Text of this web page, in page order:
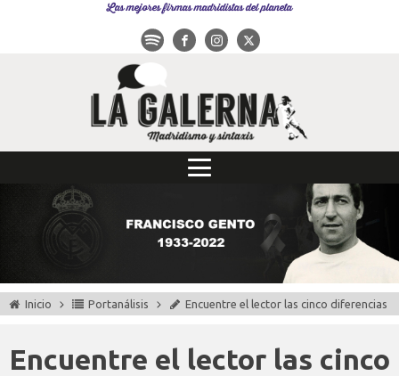
Las mejores firmas madridistas del planeta
Inicio Portanálisis Encuentre el lector las cinco diferencias
Encuentre el lector las cinco